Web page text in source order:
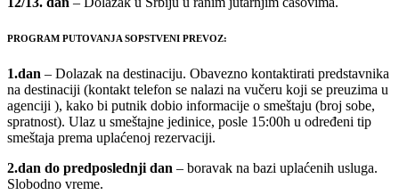
PROGRAM PUTOVANJA SOPSTVENI PREVOZ:
1.dan – Dolazak na destinaciju. Obavezno kontaktirati predstavnika
na destinaciji (kontakt telefon se nalazi na vučeru koji se preuzima u
agenciji ), kako bi putnik dobio informacije o smeštaju (broj sobe,
spratnost). Ulaz u smeštajne jedinice, posle 15:00h u određeni tip
smeštaja prema uplaćenoj rezervaciji.
2.dan do predposlednji dan – boravak na bazi uplaćenih usluga.
Slobodno vreme.